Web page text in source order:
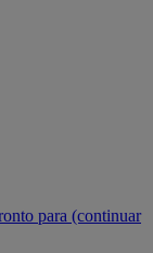
para (continuar